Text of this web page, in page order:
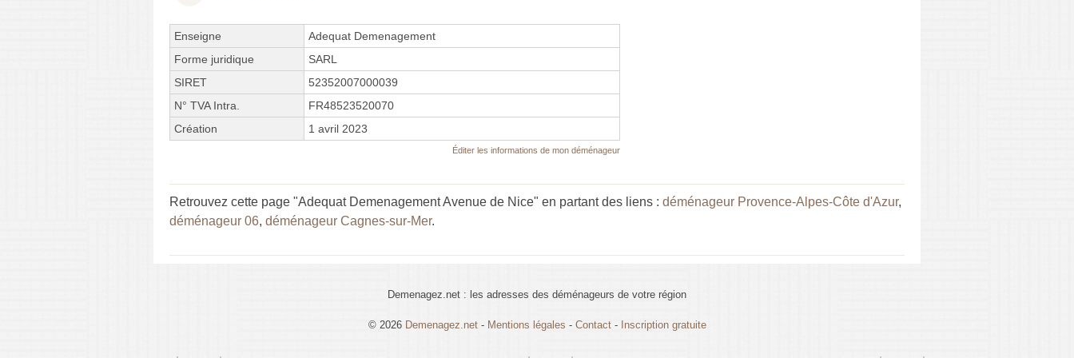
Enseigne
Adequat Demenagement
Forme juridique
SARL
SIRET
52352007000039
N° TVA Intra.
FR48523520070
Création
1 avril 2023
Éditer les informations de mon déménageur
Retrouvez cette page "Adequat Demenagement Avenue de Nice" en partant des liens : déménageur Provence-Alpes-Côte d'Azur,
déménageur 06, déménageur Cagnes-sur-Mer.
Demenagez.net : les adresses des déménageurs de votre région
© 2026 Demenagez.net - Mentions légales - Contact- Inscription gratuite